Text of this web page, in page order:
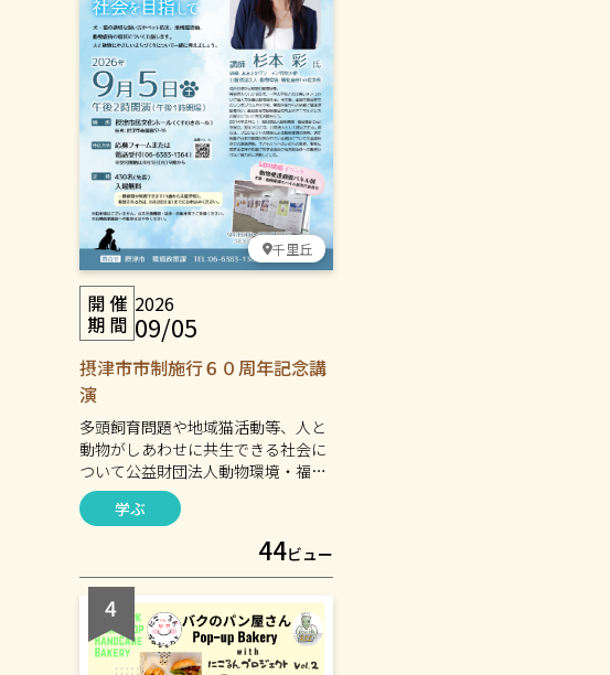
千里丘
2026
09/05
摂津市市制施行６０周年記念講
演
多頭飼育問題や地域猫活動等、人と
動物がしあわせに共生できる社会に
ついて公益財団法人動物環境・福祉
協会Eva理事長の杉本 彩さんにご講
演いただきます。
学ぶ
44ビュー